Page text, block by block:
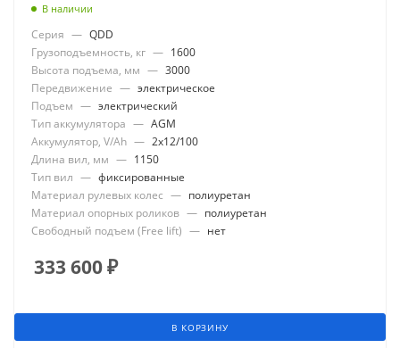
В наличии
Серия — QDD
Грузоподъемность, кг — 1600
Высота подъема, мм — 3000
Передвижение — электрическое
Подъем — электрический
Тип аккумулятора — AGM
Аккумулятор, V/Ah — 2x12/100
Длина вил, мм — 1150
Тип вил — фиксированные
Материал рулевых колес — полиуретан
Материал опорных роликов — полиуретан
Свободный подъем (Free lift) — нет
333 600₽
В КОРЗИНУ